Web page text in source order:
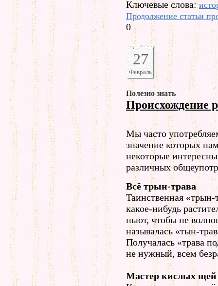
Ключевые слова:
Продолжение статьи
0
27
Февраль
Полезно знать
Происхождение
Мы часто
значение которых
некоторые
различных
Всё трын-трава
Таинственная
какое-нибудь
пьют, чтобы не
называлась «тын-
Получалась «трава
не нужный, всем
Мастер кислых щей